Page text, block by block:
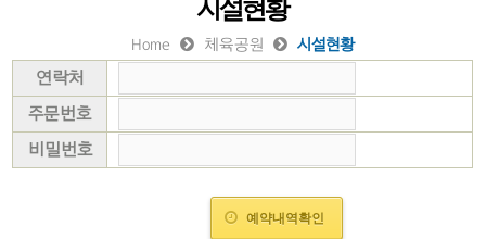
시설현황
Home 체육공원 시설현황
연락처
주문번호
비밀번호
예약내역확인